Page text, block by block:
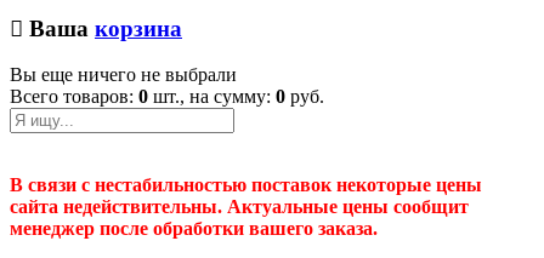
Ваша корзина
Вы еще ничего не выбрали
Всего товаров: 0 шт., на сумму: 0 руб.
В связи с нестабильностью поставок некоторые цены
сайта недействительны. Актуальные цены сообщит
менеджер после обработки вашего заказа.